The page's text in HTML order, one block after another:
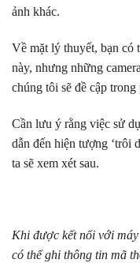
ảnh khác.
Về mặt lý thuyết, bạn có
này, nhưng những
chúng tôi sẽ đề cập trong
Cần lưu ý rằng việc sử
dẫn đến hiện tượng ‘trôi
ta sẽ xem xét sau.
Khi được kết nối với
có thể ghi thông tin mã